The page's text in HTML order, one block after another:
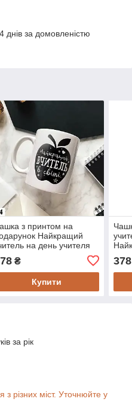
за домовленістю
з принтом на
Найкращий
на день учителя
₴
Купити
378
за рік
з різних міст. Уточнюйте у